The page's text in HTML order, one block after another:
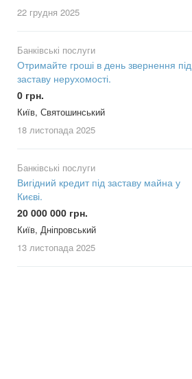
22 грудня 2025
Банківські послуги
Отримайте гроші в день звернення під
заставу нерухомості.
0 грн.
Київ, Святошинський
18 листопада 2025
Банківські послуги
Вигідний кредит під заставу майна у
Києві.
20 000 000 грн.
Київ, Дніпровський
13 листопада 2025